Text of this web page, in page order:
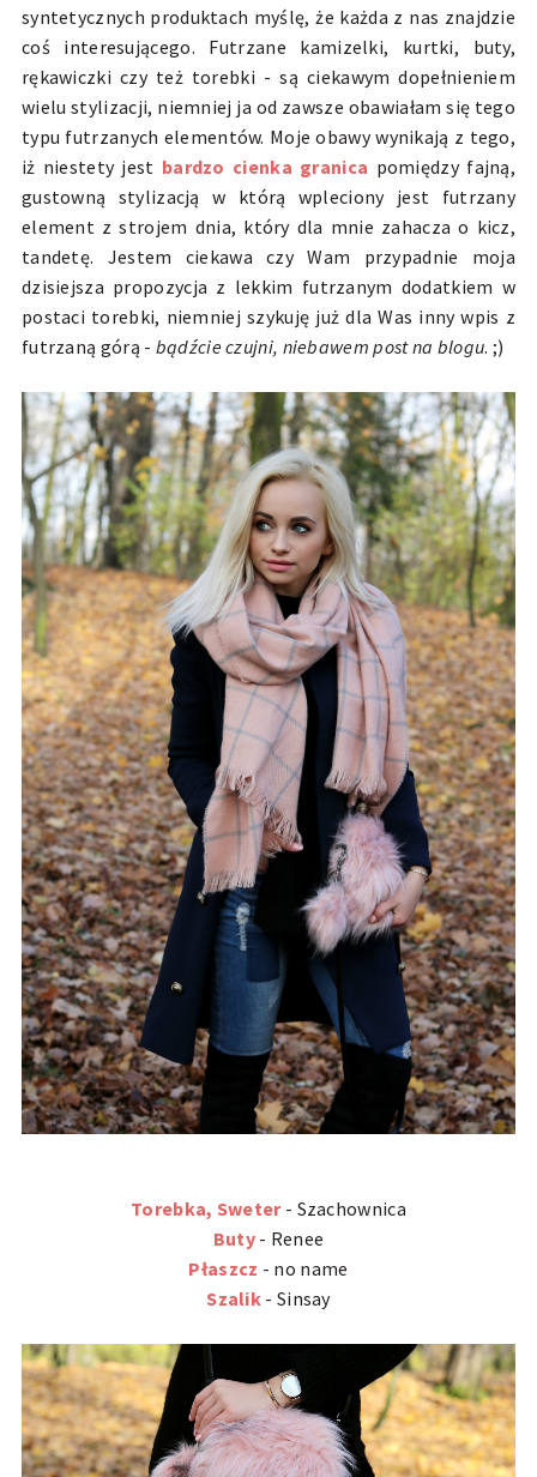
syntetycznych produktach myślę, że każda z nas znajdzie
coś interesującego. Futrzane kamizelki, kurtki, buty,
rękawiczki czy też torebki - są ciekawym dopełnieniem
wielu stylizacji, niemniej ja od zawsze obawiałam się tego
typu futrzanych elementów. Moje obawy wynikają z tego,
iż niestety jest bardzo cienka granica pomiędzy fajną,
gustowną stylizacją w którą wpleciony jest futrzany
element z strojem dnia, który dla mnie zahacza o kicz,
tandetę. Jestem ciekawa czy Wam przypadnie moja
dzisiejsza propozycja z lekkim futrzanym dodatkiem w
postaci torebki, niemniej szykuję już dla Was inny wpis z
futrzaną górą - bądźcie czujni, niebawem post na blogu. ;)
Torebka, Sweter - Szachownica
Buty- Renee
Płaszcz - no name
Szalik - Sinsay